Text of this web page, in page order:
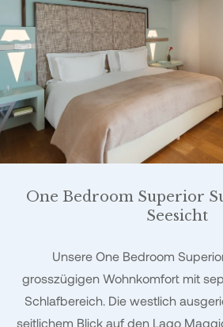
One Bedroom Superior
Seesicht
Unsere One Bedroom
grosszügigen Wohnkomfort mit
Schlafbereich. Die westlich
seitlichem Blick auf den Lago